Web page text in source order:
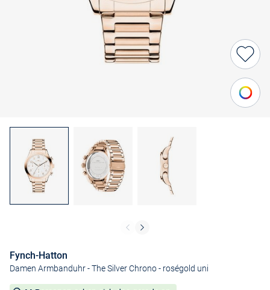
Fynch-Hatton
Damen Armbanduhr - The Silver Chrono- roségold uni